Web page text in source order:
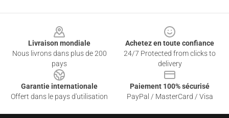
Livraison mondiale
Nous livrons dans plus de 200
pays
Achetez en toute confiance
24/7 Protected from clicks to
delivery
Garantie internationale
Offert dans le pays d'utilisation
Paiement 100% sécurisé
PayPal / MasterCard / Visa